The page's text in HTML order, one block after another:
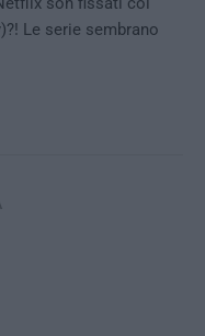
Le serie sembrano